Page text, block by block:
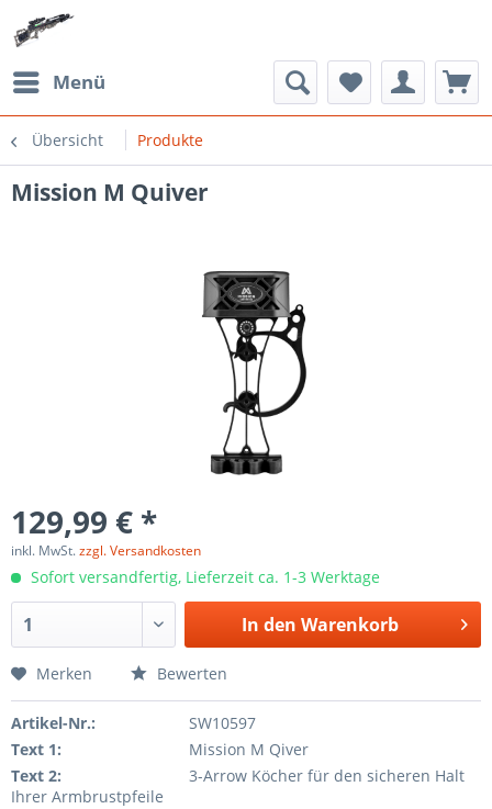
Menü
Übersicht Produkte
Mission M Quiver
129,99 € *
inkl. MwSt.zzgl. Versandkosten
Sofort versandfertig, Lieferzeit ca. 1-3 Werktage
In den Warenkorb
Merken Bewerten
Artikel-Nr.:
SW10597
Text 1:
Mission M Qiver
Text 2:
3-Arrow Köcher für den sicheren Halt
Ihrer Armbrustpfeile